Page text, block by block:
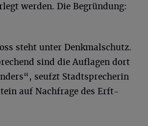
werden. Die Begründung:
steht unter Denkmalschutz.
sind die Auflagen dort
seufzt Stadtsprecherin
auf Nachfrage des Erft-